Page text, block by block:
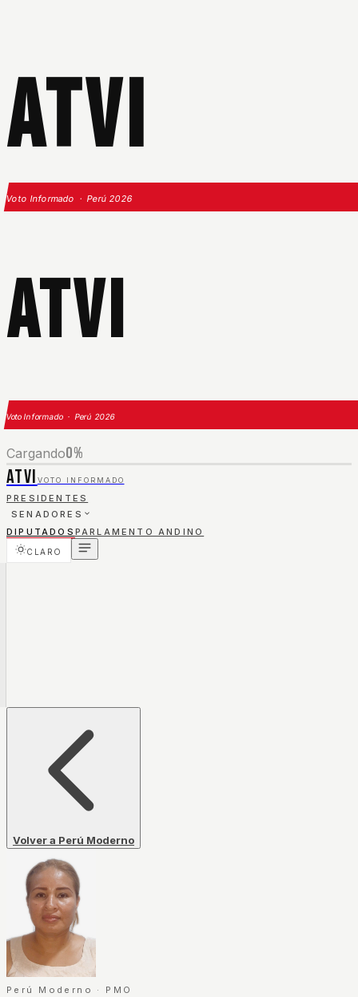
ATVI
Voto Informado · Perú 2026
ATVI
Voto Informado · Perú 2026
Cargando0%
ATVI VOTO INFORMADO
PRESIDENTES
SENADORES
DIPUTADOS PARLAMENTO ANDINO
CLARO
Volver a Perú Moderno
Perú Moderno · PMO